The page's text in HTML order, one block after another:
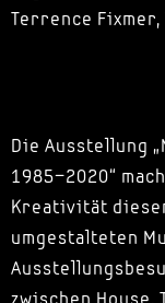
Terrence
Die Ausstellung
1985–2020“
Kreativität
umgestalteten
zwischen House,